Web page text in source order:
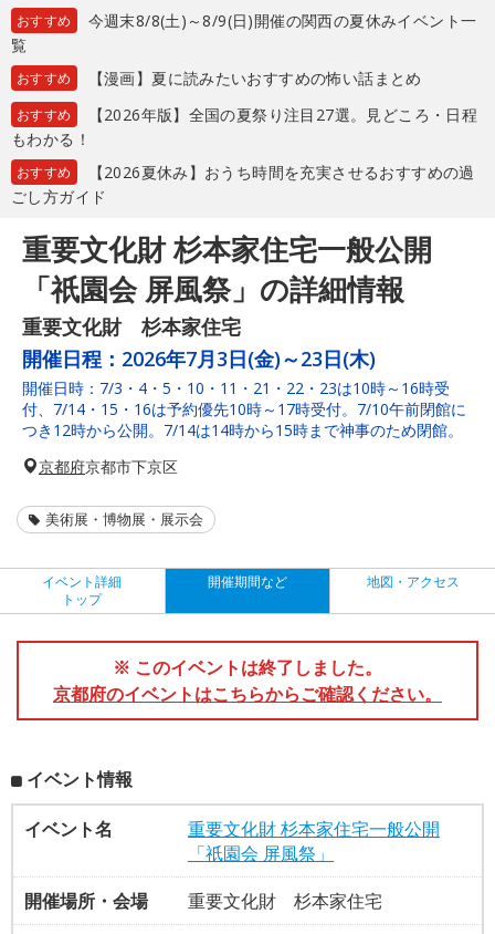
おすすめ
今週末8/8(土)～8/9(日)開催の関西の夏休みイベント一
覧
おすすめ 【漫画】夏に読みたいおすすめの怖い話まとめ
おすすめ
【2026年版】全国の夏祭り注目27選。見どころ・日程
もわかる！
おすすめ
【2026夏休み】おうち時間を充実させるおすすめの過
ごし方ガイド
重要文化財 杉本家住宅一般公開
「祇園会 屏風祭」の詳細情報
重要文化財 杉本家住宅
開催日程： 2026年7月3日(金)～23日(木)
開催日時：7/3・4・5・10・11・21・22・23は10時～16時受
付、7/14・15・16は予約優先10時～17時受付。7/10午前閉館に
つき12時から公開。7/14は14時から15時まで神事のため閉館。
京都府京都市下京区
美術展・博物展・展示会
イベント詳細
トップ
開催期間など 地図・アクセス
※ このイベントは終了しました。
京都府のイベントはこちらからご確認ください。
イベント情報
イベント名
重要文化財 杉本家住宅一般公開
「祇園会 屏風祭」
開催場所・会場
重要文化財 杉本家住宅